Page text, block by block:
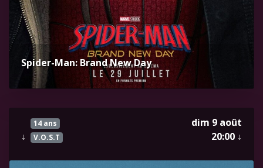
Spider-Man: Brand New Day
↓
14 ans
V.O.S.T
dim 9 août
20:00 ↓